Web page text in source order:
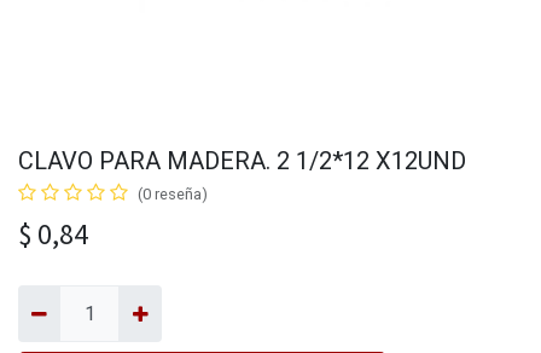
CLAVO PARA MADERA. 2 1/2*12 X12UND
(0 reseña)
$ 0,84